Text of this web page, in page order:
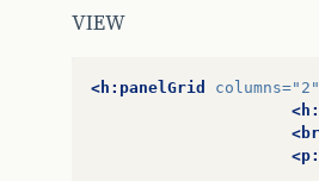
VIEW
<h:panelGrid columns="2"
<br